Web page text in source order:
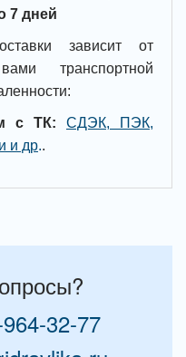
7 дней
зависит от
транспортной
с ТК:
СДЭК, ПЭК,
и др..
32-77